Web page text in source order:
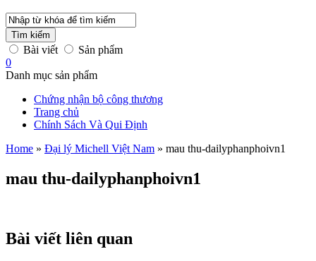
Tìm kiếm
Bài viết
Sản phẩm
0
Danh mục sản phẩm
Chứng nhận bộ công thương
Trang chủ
Chính Sách Và Qui Định
Home » Đại lý Michell Việt Nam » mau thu-dailyphanphoivn1
mau thu-dailyphanphoivn1
Bài viết liên quan